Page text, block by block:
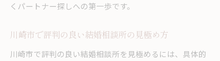
くパートナー探しへの第一歩です。
川崎市で評判の良い結婚相談所の見極め方
川崎市で評判の良い結婚相談所を見極めるには、具体的